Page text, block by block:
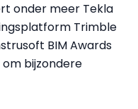
onder meer Tekla
Trimble
BIM Awards
bijzondere